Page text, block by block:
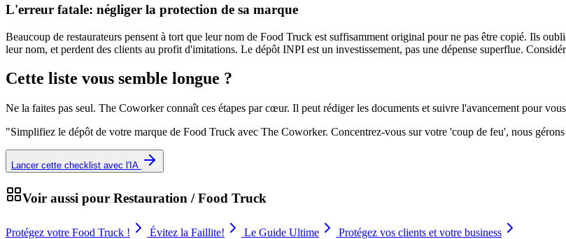
L'erreur fatale: négliger la protection de sa marque
Beaucoup de restaurateurs pensent à tort que leur nom de Food Truck est suffisamment original pour ne pas être copié. Ils
leur nom, et perdent des clients au profit d'imitations. Le dépôt INPI est un investissement, pas une dépense superflue.
Cette liste vous semble longue ?
Ne la faites pas seul. The Coworker connaît ces étapes par cœur. Il peut rédiger les documents et suivre l'avancement pour
"Simplifiez le dépôt de votre marque de Food Truck avec The Coworker. Concentrez-vous sur votre 'coup de feu', nous gérons
Lancer cette checklist avec l'IA
Voir aussi pour Restauration / Food Truck
Protégez votre Food Truck ! Évitez la Faillite! Le Guide Ultime Protégez vos clients et votre business